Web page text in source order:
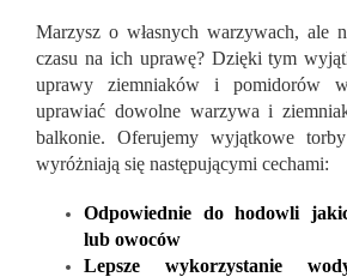
Marzysz o własnych warzywach, ale
czasu na ich uprawę? Dzięki tym
uprawy ziemniaków i pomidorów
uprawiać dowolne warzywa i
balkonie. Oferujemy wyjątkowe
wyróżniają się następującymi cechami:
Odpowiednie do hodowli
lub owoców
Lepsze wykorzystanie